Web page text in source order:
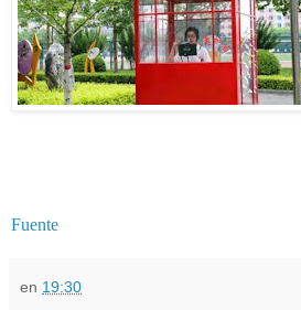
Fuente
en 19:30